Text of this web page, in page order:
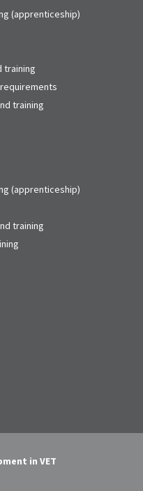
(apprenticeship)
training
training
(apprenticeship)
training
in VET